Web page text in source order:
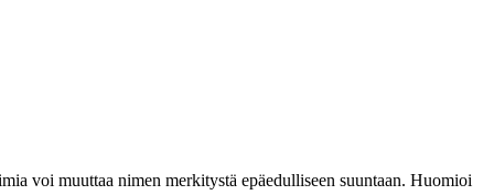
voi muuttaa nimen merkitystä epäedulliseen suuntaan. Huomioi